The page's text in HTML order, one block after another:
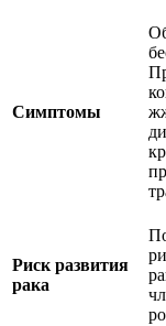
Симптомы
Риск развития
рака